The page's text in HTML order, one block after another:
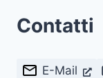
Contatti
E-Mail